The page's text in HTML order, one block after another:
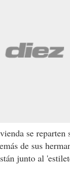
se reparten
de sus
junto al